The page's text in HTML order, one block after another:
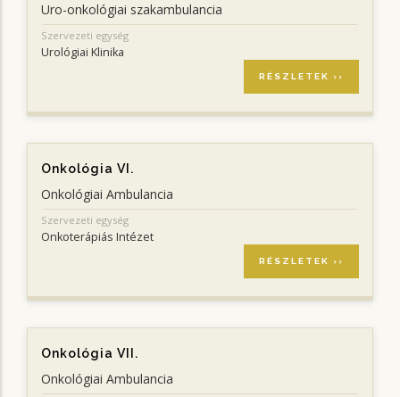
Uro-onkológiai szakambulancia
Szervezeti egység
Urológiai Klinika
RÉSZLETEK ››
Onkológia VI.
Onkológiai Ambulancia
Szervezeti egység
Onkoterápiás Intézet
RÉSZLETEK ››
Onkológia VII.
Onkológiai Ambulancia